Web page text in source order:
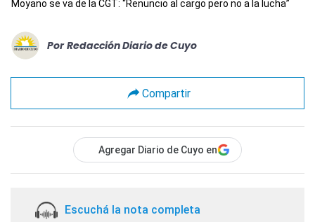
Moyano se va de la CGT: “Renuncio al cargo pero no a la lucha”
Por Redacción Diario de Cuyo
Compartir
Agregar Diario de Cuyo en
Escuchá la nota completa